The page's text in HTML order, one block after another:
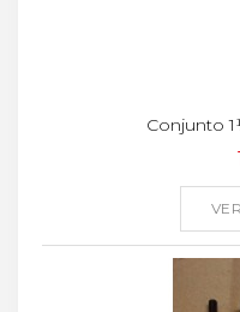
Conjunto